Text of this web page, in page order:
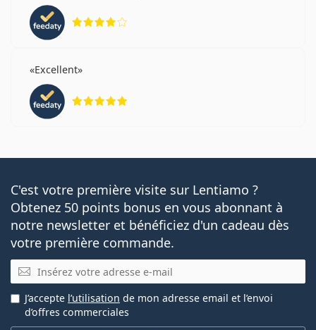
Excellent
C'est votre première visite sur Lentiamo ?
Obtenez 50 points bonus en vous abonnant à
notre newsletter et bénéficiez d'un cadeau dès
votre première commande.
E-mail
J’accepte l’utilisation de mon adresse email et l’envoi
d’offres commerciales